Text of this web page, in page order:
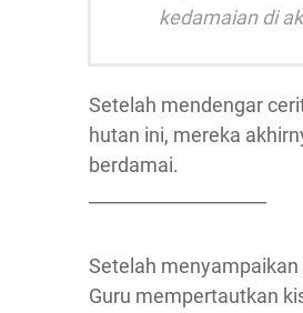
kedamaian di
Setelah mendengar
hutan ini, mereka
berdamai.
Setelah menyampaikan
Guru mempertautkan